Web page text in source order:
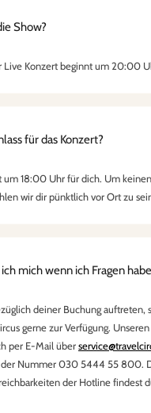
Show?
Live Konzert beginnt um 20:00
für das Konzert?
um 18:00 Uhr für dich. Um
wir dir pünktlich vor Ort zu
mich wenn ich Fragen
deiner Buchung auftreten,
gerne zur Verfügung.
per E-Mail über
Nummer 030 5444 55 800.
der Hotline findest